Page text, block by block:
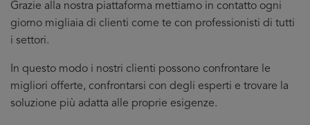
Grazie alla nostra piattaforma mettiamo in contatto ogni
giorno migliaia di clienti come te con professionisti di tutti
i settori.
In questo modo i nostri clienti possono confrontare le
migliori offerte, confrontarsi con degli esperti e trovare la
soluzione più adatta alle proprie esigenze.